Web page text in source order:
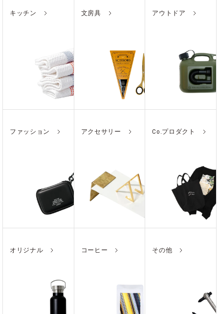
キッチン 文房具 アウトドア
ファッション アクセサリー Co.プロダクト
オリジナル コーヒー その他